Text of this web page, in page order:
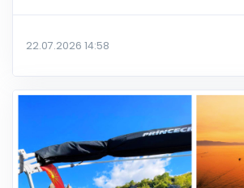
22.07.2026 14:58